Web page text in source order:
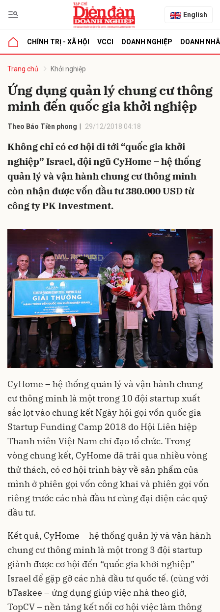
English
CHÍNH TRỊ - XÃ HỘI VCCI DOANH NGHIỆP DOANH
Trang chủ Khởi nghiệp
Ứng dụng quản lý chung cư thông
minh đến quốc gia khởi nghiệp
Theo Báo Tiền phong 29/12/2018 04:18
Không chỉ có cơ hội đi tới “quốc gia khởi
nghiệp” Israel, đội ngũ CyHome – hệ thống
quản lý và vận hành chung cư thông minh
còn nhận được vốn đầu tư 380.000 USD từ
công ty PK Investment.
CyHome – hệ thống quản lý và vận hành chung
cư thông minh là một trong 10 đội startup xuất
sắc lọt vào chung kết Ngày hội gọi vốn quốc gia –
Startup Funding Camp 2018 do Hội Liên hiệp
Thanh niên Việt Nam chỉ đạo tổ chức. Trong
vòng chung kết, CyHome đã trải qua nhiều vòng
thử thách, có cơ hội trình bày về sản phẩm của
mình ở phiên gọi vốn công khai và phiên gọi vốn
riêng trước các nhà đầu tư cùng đại diện các quỹ
đầu tư.
Kết quả, CyHome – hệ thống quản lý và vận hành
chung cư thông minh là một trong 3 đội startup
giành được cơ hội đến “quốc gia khởi nghiệp”
Israel để gặp gỡ các nhà đầu tư quốc tế. (cùng với
bTaskee – ứng dụng giúp việc nhà theo giờ,
TopCV – nền tảng kết nối cơ hội việc làm thông
luận
Hủy